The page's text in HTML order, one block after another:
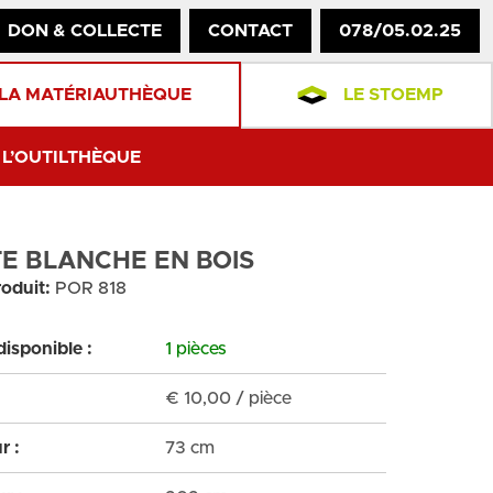
DON & COLLECTE CONTACT 078/05.02.25
LA MATÉRIAUTHÈQUE LE STOEMP
L’OUTILTHÈQUE
BLANCHE EN BOIS
POR 818
: 1 pièces
€ 10,00 / pièce
: 73 cm